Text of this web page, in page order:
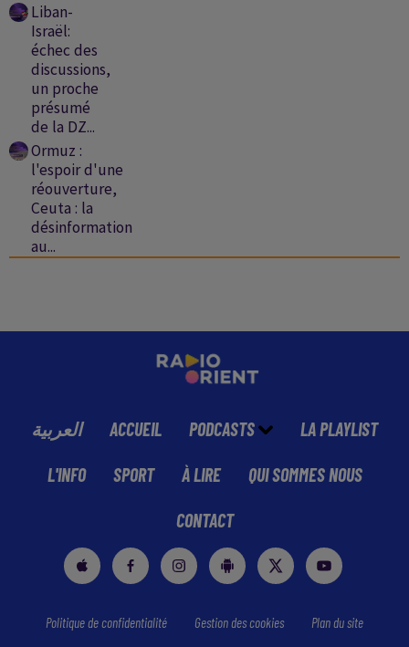
Liban-
Israël:
échec des
discussions,
un proche
présumé
de la DZ...
Ormuz :
l'espoir d'une
réouverture,
Ceuta : la
désinformation
au...
العربية ACCUEIL PODCASTS LA PLAYLIST
L'INFO SPORT À LIRE QUI SOMMES NOUS
CONTACT
Politique de confidentialité Gestion des cookies Plan du site